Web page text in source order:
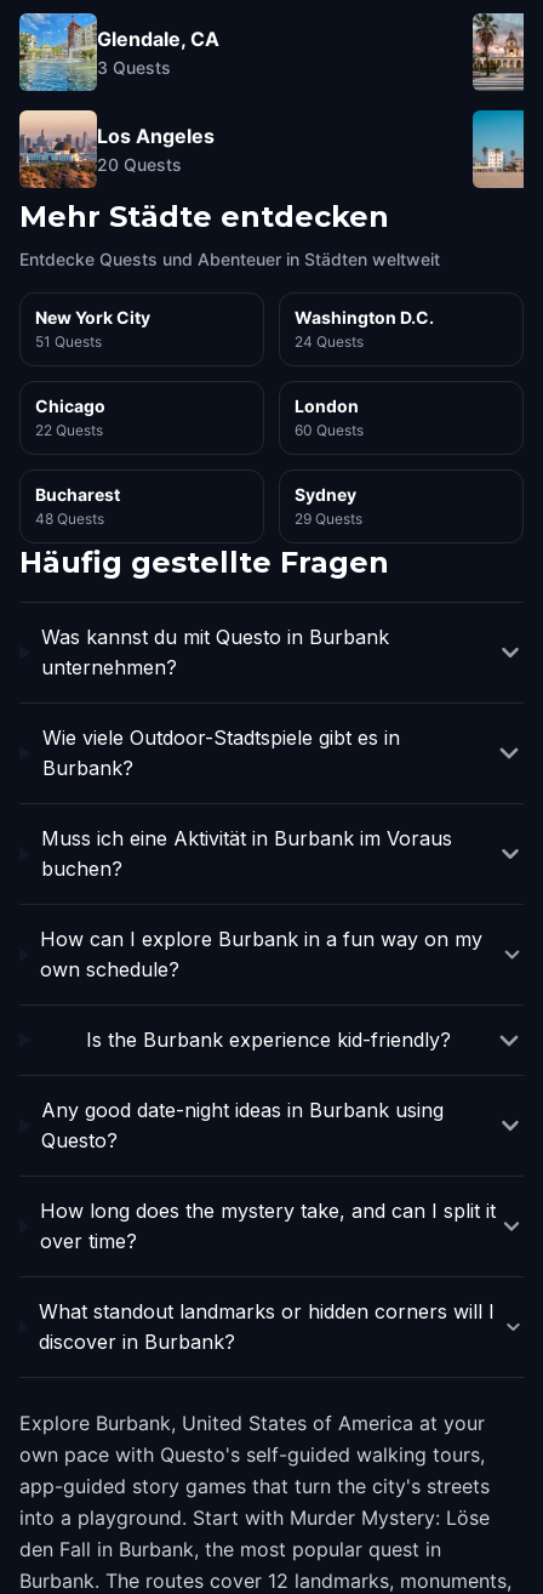
Glendale, CA
3 Quests
Los Angeles
20 Quests
Mehr Städte entdecken
Entdecke Quests und Abenteuer in Städten weltweit
New York City
51 Quests
Washington D.C.
24 Quests
Chicago
22 Quests
London
60 Quests
Bucharest
48 Quests
Sydney
29 Quests
Häufig gestellte Fragen
Was kannst du mit Questo in Burbank
unternehmen?
Wie viele Outdoor-Stadtspiele gibt es in
Burbank?
Muss ich eine Aktivität in Burbank im Voraus
buchen?
How can I explore Burbank in a fun way on my
own schedule?
Is the Burbank experience kid-friendly?
Any good date-night ideas in Burbank using
Questo?
How long does the mystery take, and can I split it
over time?
What standout landmarks or hidden corners will I
discover in Burbank?
Explore Burbank, United States of America at your
own pace with Questo's self-guided walking tours,
app-guided story games that turn the city's streets
into a playground. Start with Murder Mystery: Löse
den Fall in Burbank, the most popular quest in
Burbank. The routes cover 12 landmarks, monuments,